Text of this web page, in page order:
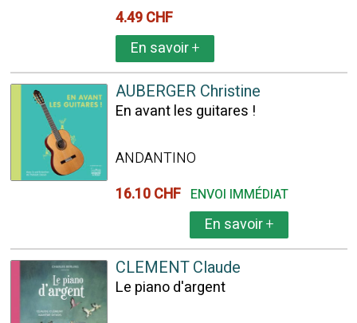
4.49 CHF
En savoir+
AUBERGER Christine
En avant les guitares !
ANDANTINO
16.10 CHF ENVOI IMMÉDIAT
En savoir+
CLEMENT Claude
Le piano d'argent